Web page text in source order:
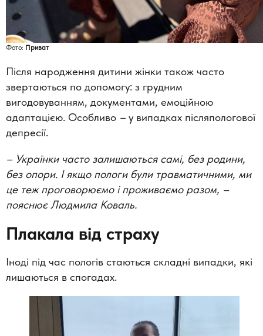
Фото: Приват
Після народження дитини жінки також часто
звертаються по допомогу: з грудним
вигодовуванням, документами, емоційною
адаптацією. Особливо –у випадках післяпологової
депресії.
– Українки часто залишаються самі, без родини,
без опори. І якщо пологи були травматичними, ми
це теж проговорюємо і проживаємо разом, –
пояснює Людмила Коваль.
Плакала від страху
Іноді під час пологів стаються складні випадки, які
лишаються в спогадах.